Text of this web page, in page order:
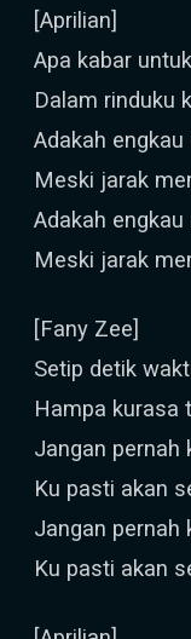
[Aprilian]
Apa kabar
Dalam rinduku
Adakah
Meski jarak
Adakah
Meski jarak
[Fany Zee]
Setip detik
Hampa kurasa
Jangan pernah
Ku pasti akan
Jangan pernah
Ku pasti akan